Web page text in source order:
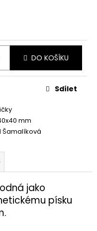
DO KOŠÍKU
mm
Šamalíková
Sdílet
jako
písku